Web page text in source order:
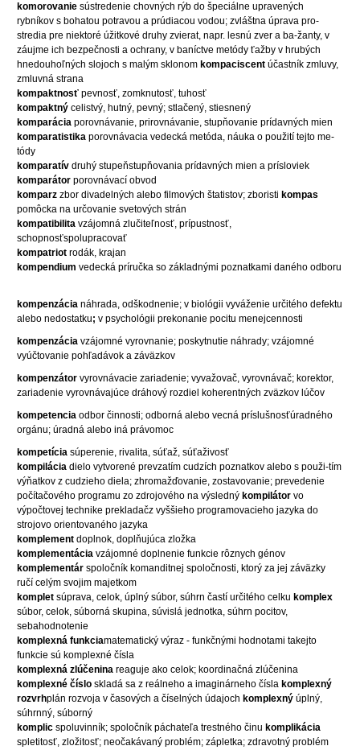
komorovanie sústredenie chovných rýb do špeciálne upravených
rybníkov s bohatou potravou a prúdiacou vodou; zvláštna úprava pro-
stredia pre niektoré úžitkové druhy zvierat, napr. lesnú zver a ba-žanty, v
záujme ich bezpečnosti a ochrany, v baníctve metódy ťažby v hrubých
hnedouhoľných slojoch s malým sklonom kompaciscent účastník zmluvy,
zmluvná strana
kompaktnosť pevnosť, zomknutosť, tuhosť
kompaktný celistvý, hutný, pevný; stlačený, stiesnený
komparácia porovnávanie, prirovnávanie, stupňovanie prídavných mien
komparatistika porovnávacia vedecká metóda, náuka o použití tejto me-
tódy
komparatív druhý stupeňstupňovania prídavných mien a prísloviek
komparátor porovnávací obvod
komparz zbor divadelných alebo filmových štatistov; zboristi kompas
pomôcka na určovanie svetových strán
kompatibilita vzájomná zlučiteľnosť, prípustnosť,
schopnosťspolupracovať
kompatriot rodák, krajan
kompendium vedecká príručka so základnými poznatkami daného odboru
kompenzácia náhrada, odškodnenie; v biológii vyváženie určitého defektu
alebo nedostatku; v psychológii prekonanie pocitu menejcennosti
kompenzácia vzájomné vyrovnanie; poskytnutie náhrady; vzájomné
vyúčtovanie pohľadávok a záväzkov
kompenzátor vyrovnávacie zariadenie; vyvažovač, vyrovnávač; korektor,
zariadenie vyrovnávajúce dráhový rozdiel koherentných zväzkov lúčov
kompetencia odbor činnosti; odborná alebo vecná príslušnosťúradného
orgánu; úradná alebo iná právomoc
kompetícia súperenie, rivalita, súťaž, súťaživosť
kompilácia dielo vytvorené prevzatím cudzích poznatkov alebo s použi-tím
výňatkov z cudzieho diela; zhromažďovanie, zostavovanie; prevedenie
počítačového programu zo zdrojového na výsledný kompilátor vo
výpočtovej technike prekladačz vyššieho programovacieho jazyka do
strojovo orientovaného jazyka
komplement doplnok, doplňujúca zložka
komplementácia vzájomné doplnenie funkcie rôznych génov
komplementár spoločník komanditnej spoločnosti, ktorý za jej záväzky
ručí celým svojim majetkom
komplet súprava, celok, úplný súbor, súhrn častí určitého celku komplex
súbor, celok, súborná skupina, súvislá jednotka, súhrn pocitov,
sebahodnotenie
komplexná funkciamatematický výraz - funkčnými hodnotami takejto
funkcie sú komplexné čísla
komplexná zlúčenina reaguje ako celok; koordinačná zlúčenina
komplexné číslo skladá sa z reálneho a imaginárneho čísla komplexný
rozvrhplán rozvoja v časových a číselných údajoch komplexný úplný,
súhrnný, súborný
komplic spoluvinník; spoločník páchateľa trestného činu komplikácia
spletitosť, zložitosť; neočakávaný problém; zápletka; zdravotný problém